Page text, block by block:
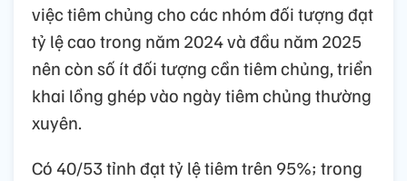
việc tiêm chủng cho các nhóm đối tượng đạt
tỷ lệ cao trong năm 2024 và đầu năm 2025
nên còn số ít đối tượng cần tiêm chủng, triển
khai lồng ghép vào ngày tiêm chủng thường
xuyên.
Có 40/53 tỉnh đạt tỷ lệ tiêm trên 95%; trong